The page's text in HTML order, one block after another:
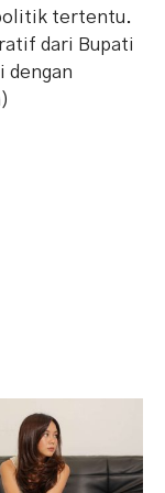
tertentu.
dari Bupati
dengan